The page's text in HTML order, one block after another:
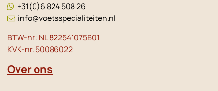
+31(0)6 824 508 26
info@voetsspecialiteiten.nl
BTW-nr: NL 822541075B01
KVK-nr. 50086022
Over ons